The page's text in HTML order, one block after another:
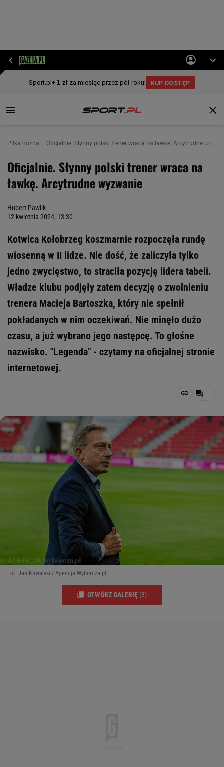
Piłka nożna Oficjalnie. Słynny polski trener wraca na ławkę. Arcytrudne
Oficjalnie. Słynny polski trener wraca na
ławkę. Arcytrudne wyzwanie
Hubert Pawlik
12 kwietnia 2024, 13:30
Kotwica Kołobrzeg koszmarnie rozpoczęła rundę
wiosenną w II lidze. Nie dość, że zaliczyła tylko
jedno zwycięstwo, to straciła pozycję lidera tabeli.
Władze klubu podjęły zatem decyzję o zwolnieniu
trenera Macieja Bartoszka, który nie spełnił
pokładanych w nim oczekiwań. Nie minęło dużo
czasu, a już wybrano jego następcę. To głośne
nazwisko. "Legenda" - czytamy na oficjalnej stronie
internetowej.
Fot. Jan Kowalski / Agencja Wyborcza.pl
OTWÓRZ GALERIĘ (3)